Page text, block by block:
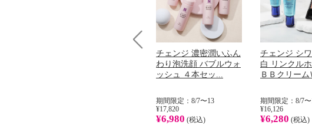
チェンジ 濃密潤いふん
わり泡洗顔 バブルウォ
ッシュ ４本セッ...
期間限定：8/7〜13
¥17,820
¥6,980 (税込)
チェンジ シ
白 リンクル
ＢＢクリーム
期間限定：8/7
¥16,126
¥6,280 (税込)